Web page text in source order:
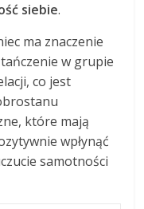
siebie.
ma znaczenie
w grupie
co jest
które mają
wpłynąć
samotności